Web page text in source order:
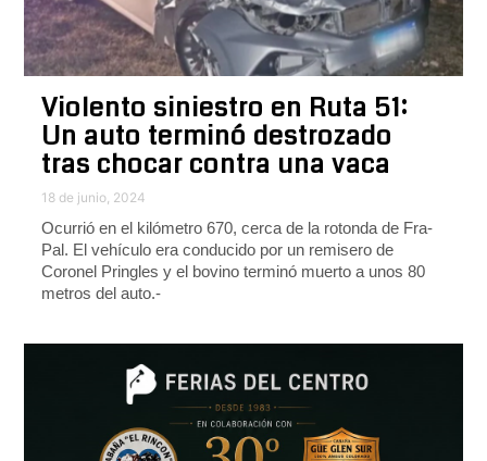
Violento siniestro en Ruta 51:
Un auto terminó destrozado
tras chocar contra una vaca
18 de junio, 2024
Ocurrió en el kilómetro 670, cerca de la rotonda de Fra-
Pal. El vehículo era conducido por un remisero de
Coronel Pringles y el bovino terminó muerto a unos 80
metros del auto.-